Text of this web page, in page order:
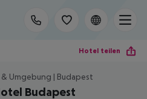
Hotel teilen
Umgebung | Budapest
Budapest